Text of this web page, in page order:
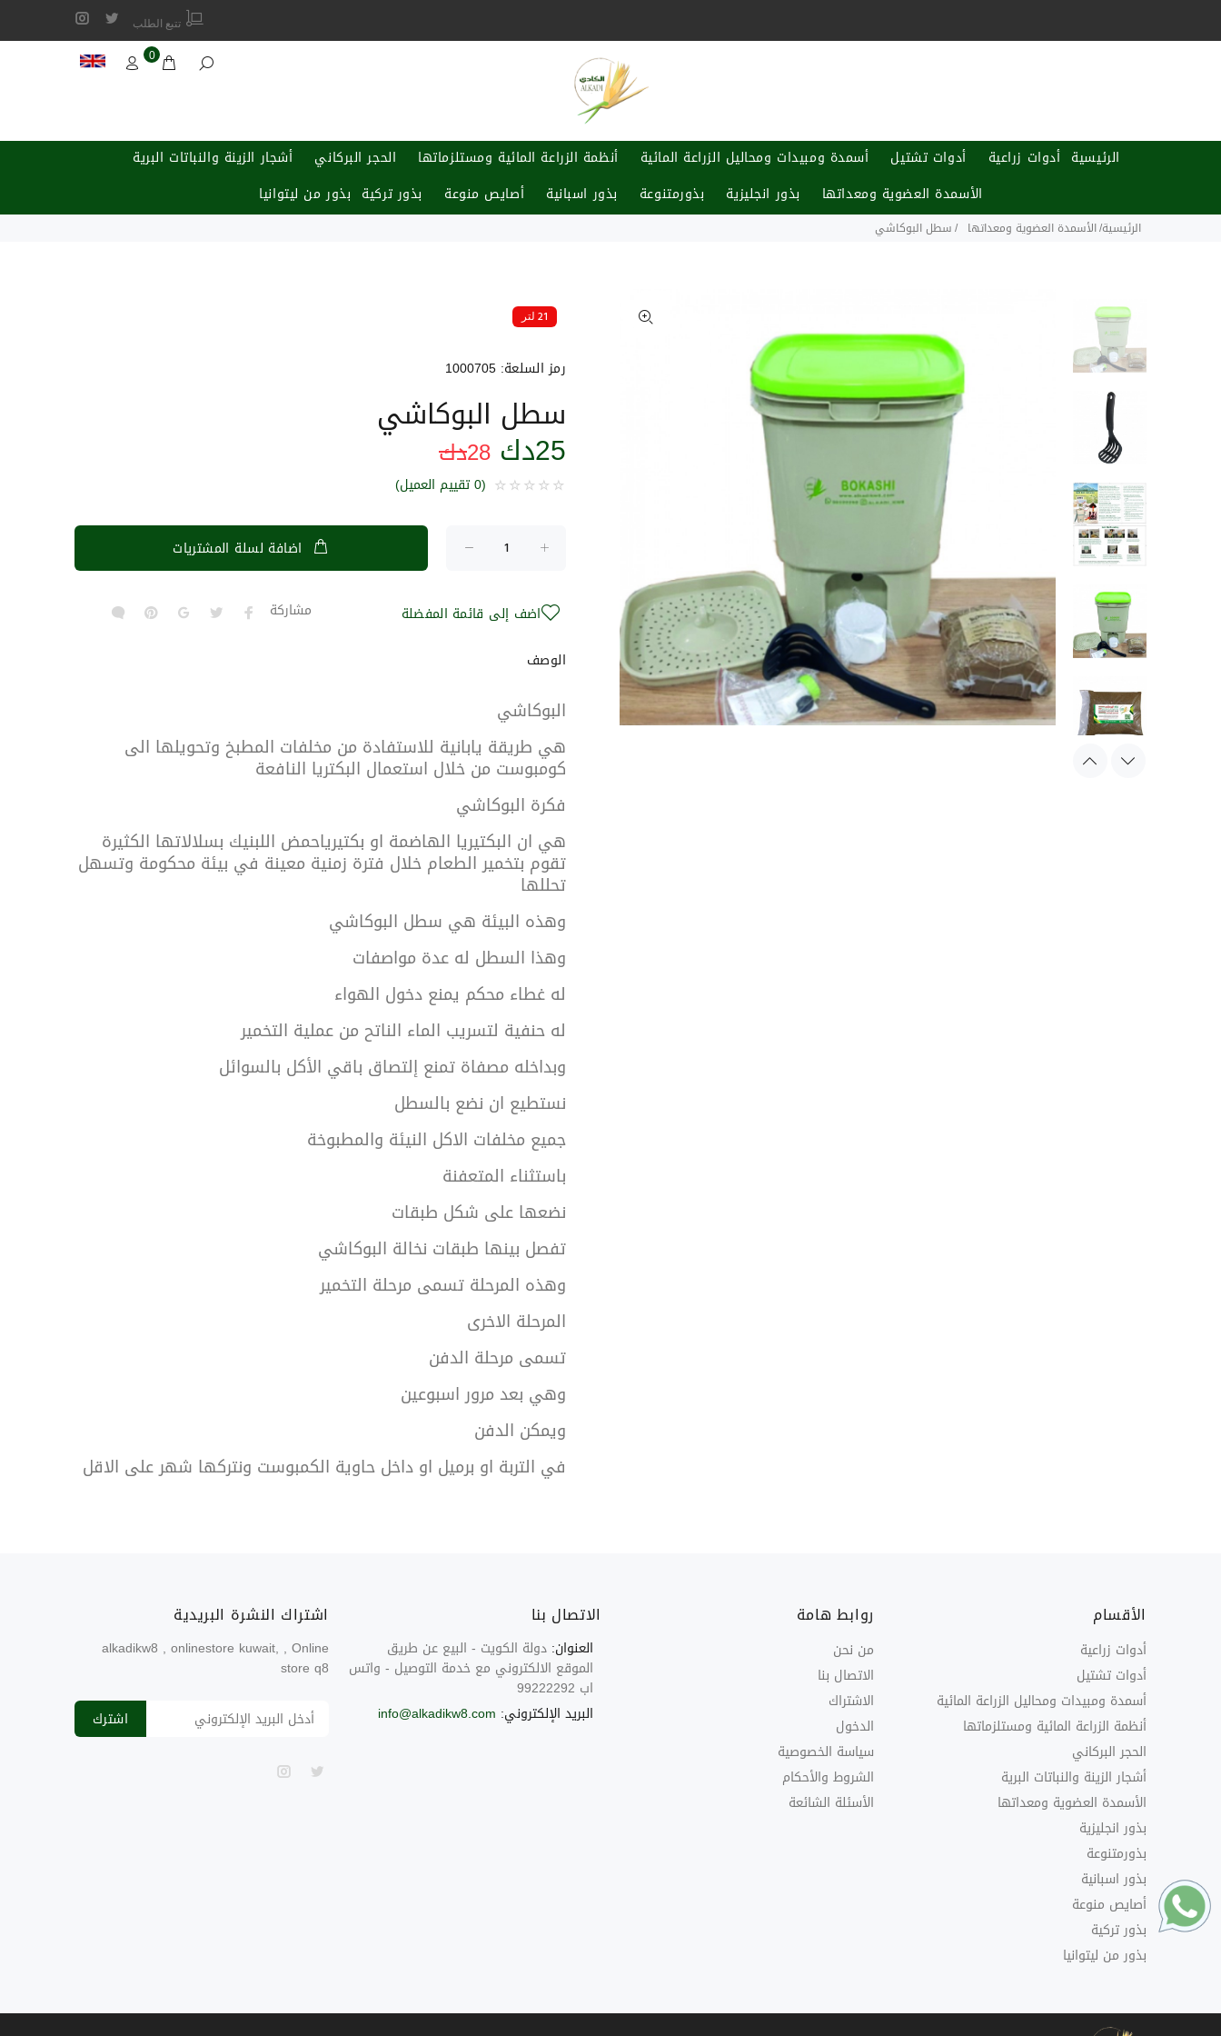
تتبع الطلب
0
الرئيسية أدوات زراعية أدوات تشتيل أسمدة ومبيدات ومحاليل الزراعة المائية أنظمة الزراعة المائية ومستلزماتها الحجر البركاني
أشجار الزينة والنباتات البرية
الأسمدة العضوية ومعداتها
بذور انجليزية بذورمتنوعة بذور اسبانية أصايص منوعة بذور تركية بذور من ليتوانيا
الرئيسية الأسمدة العضوية ومعداتها سطل البوكاشي
21 لتر
رمز السلعة: 1000705
سطل البوكاشي
25دك 28دك
(0 تقييم العميل)
اضافة لسلة المشتريات
اضف إلى قائمة المفضلة مشاركة
الوصف
البوكاشي
هي طريقة يابانية للاستفادة من مخلفات المطبخ وتحويلها الى
كومبوست من خلال استعمال البكتريا النافعة
فكرة البوكاشي
هي ان البكتيريا الهاضمة او بكتيرياحمض اللبنيك بسلالاتها الكثيرة
تقوم بتخمير الطعام خلال فترة زمنية معينة في بيئة محكومة وتسهل
تحللها
وهذه البيئة هي سطل البوكاشي
وهذا السطل له عدة مواصفات
له غطاء محكم يمنع دخول الهواء
له حنفية لتسريب الماء الناتح من عملية التخمير
وبداخله مصفاة تمنع إلتصاق باقي الأكل بالسوائل
نستطيع ان نضع بالسطل
جميع مخلفات الاكل النيئة والمطبوخة
باستثناء المتعفنة
نضعها على شكل طبقات
تفصل بينها طبقات نخالة البوكاشي
وهذه المرحلة تسمى مرحلة التخمير
المرحلة الاخرى
تسمى مرحلة الدفن
وهي بعد مرور اسبوعين
ويمكن الدفن
في التربة او برميل او داخل حاوية الكمبوست ونتركها شهر على الاقل
الأقسام
أدوات زراعية
أدوات تشتيل
أسمدة ومبيدات ومحاليل الزراعة المائية
أنظمة الزراعة المائية ومستلزماتها
الحجر البركاني
أشجار الزينة والنباتات البرية
الأسمدة العضوية ومعداتها
بذور انجليزية
بذورمتنوعة
بذور اسبانية
أصايص منوعة
بذور تركية
بذور من ليتوانيا
روابط هامة
من نحن
الاتصال بنا
الاشتراك
الدخول
سياسة الخصوصية
الشروط والأحكام
الأسئلة الشائعة
الاتصال بنا
العنوان: دولة الكويت - البيع عن طريق
الموقع الالكتروني مع خدمة التوصيل - واتس
اب 99222292
البريد الإلكتروني: info@alkadikw8.com
اشتراك النشرة البريدية
alkadikw8 , onlinestore kuwait, , Online
store q8
اشترك